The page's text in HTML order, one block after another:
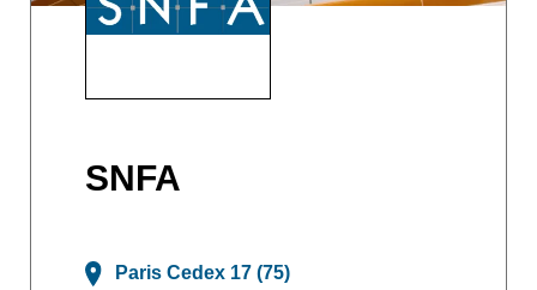
SNFA
Paris Cedex 17 (75)